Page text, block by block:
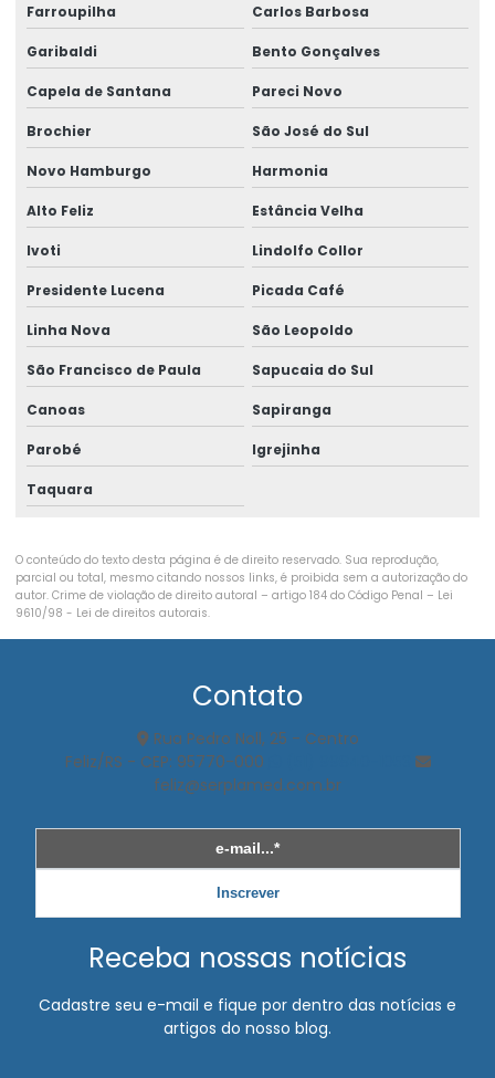
Envio de sst
Envio sst para o esocial
Exame admissão
Exame admissional clínica
Exame admissional para empresas
Exame admissional glicemia
Exame admissional hemograma
Exame admissional medicina do trabalho
Exame admissional de sangue
Exame aso periódico
Exame demissional empresas
Exame eletrocardiograma
Exame de mudança de função
Exame ocupacional audiometria
Exame ocupacional periódico
Farroupilha Carlos Barbosa
Garibaldi Bento Gonçalves
Capela de Santana Pareci Novo
Brochier São José do Sul
Novo Hamburgo Harmonia
Alto Feliz Estância Velha
Ivoti Lindolfo Collor
Presidente Lucena Picada Café
Linha Nova São Leopoldo
São Francisco de Paula Sapucaia do Sul
Canoas Sapiranga
Parobé Igrejinha
Taquara
O conteúdo do texto desta página é de direito reservado. Sua reprodução,
parcial ou total, mesmo citando nossos links, é proibida sem a autorização do
autor. Crime de violação de direito autoral – artigo 184 do Código Penal – Lei
9610/98 - Lei de direitos autorais.
Contato
Rua Pedro Noll, 25 - Centro
Feliz/RS - CEP: 95770-000
feliz@serplamed.com.br
Inscrever
Receba nossas notícias
Cadastre seu e-mail e fique por dentro das notícias e
artigos do nosso blog.